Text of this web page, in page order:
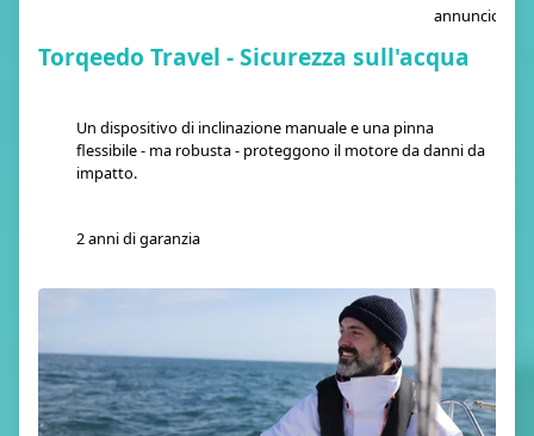
annuncio
Torqeedo Travel - Sicurezza sull'acqua
Un dispositivo di inclinazione manuale e una pinna
flessibile - ma robusta - proteggono il motore da danni da
impatto.
2 anni di garanzia